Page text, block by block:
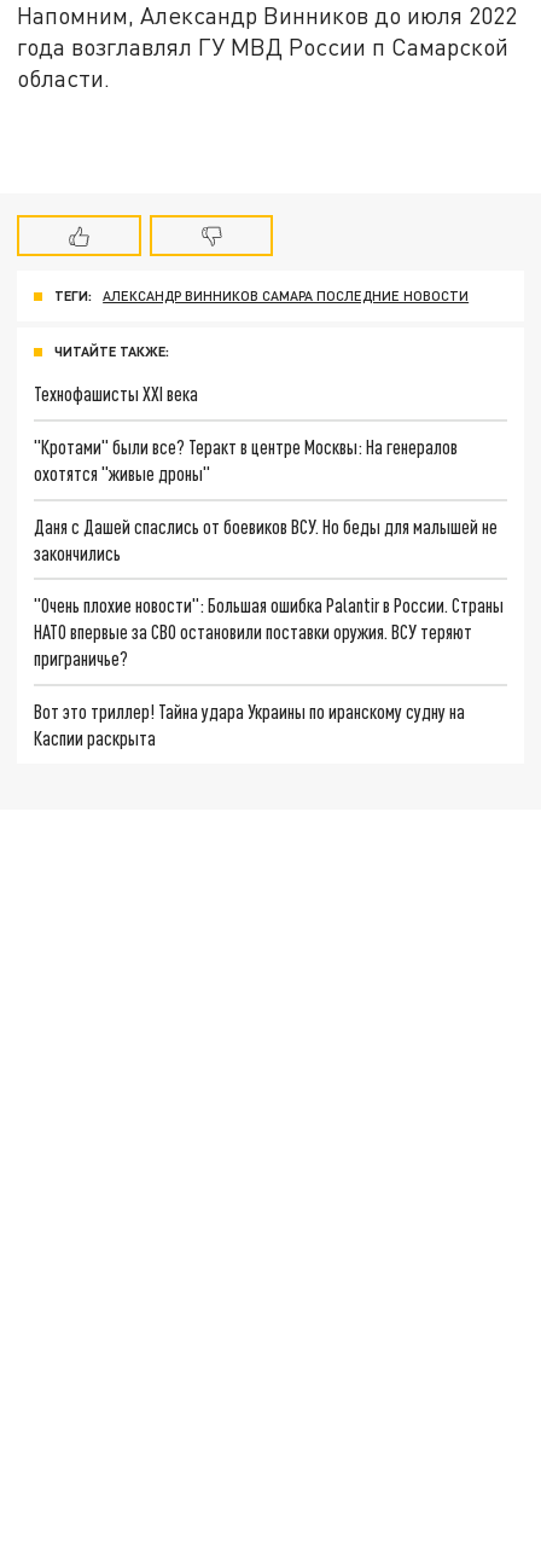
Напомним, Александр Винников до июля 2022
года возглавлял ГУ МВД России п Самарской
области.
ТЕГИ: АЛЕКСАНДР ВИННИКОВ САМАРА ПОСЛЕДНИЕ НОВОСТИ
ЧИТАЙТЕ ТАКЖЕ:
Технофашисты XXI века
"Кротами" были все? Теракт в центре Москвы: На генералов
охотятся "живые дроны"
Даня с Дашей спаслись от боевиков ВСУ. Но беды для малышей не
закончились
"Очень плохие новости": Большая ошибка Palantir в России. Страны
НАТО впервые за СВО остановили поставки оружия. ВСУ теряют
приграничье?
Вот это триллер! Тайна удара Украины по иранскому судну на
Каспии раскрыта